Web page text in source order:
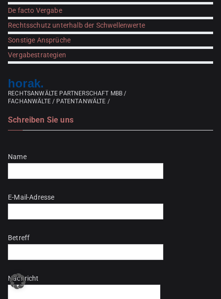
De facto Vergabe
Rechtsschutz unterhalb der Schwellenwerte
Sonstige Ansprüche
Vergabestrategien
horak.
RECHTSANWÄLTE PARTNERSCHAFT MBB /
FACHANWÄLTE / PATENTANWÄLTE /
Schreiben Sie uns
Name
E-Mail-Adresse
Betreff
Nachricht